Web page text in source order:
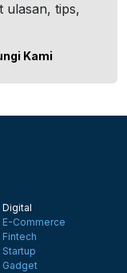
ulasan, tips,
Kami
Digital
E-Commerce
Fintech
Startup
Gadget